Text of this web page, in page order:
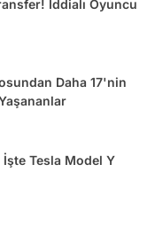
İddialı Oyuncu
Daha 17'nin
Tesla Model Y